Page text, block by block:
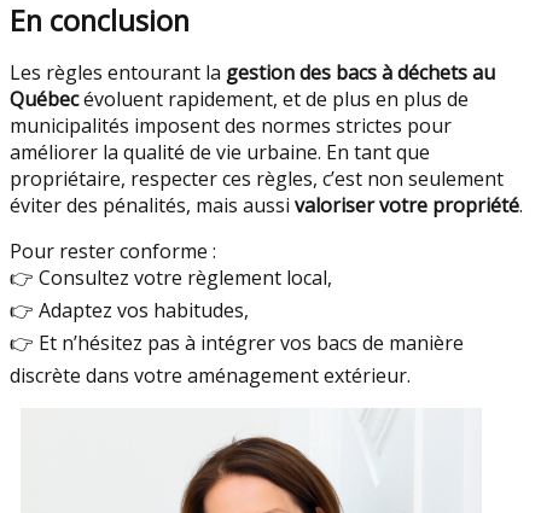
En conclusion
Les règles entourant la gestion des bacs à déchets au
Québecévoluent rapidement, et de plus en plus de
municipalités imposent des normes strictes pour
améliorer la qualité de vie urbaine. En tant que
propriétaire, respecter ces règles, c’est non seulement
éviter des pénalités, mais aussi valoriser votre propriété.
Pour rester conforme :
👉 Consultez votre règlement local,
👉 Adaptez vos habitudes,
👉 Et n’hésitez pas à intégrer vos bacs de manière
discrète dans votre aménagement extérieur.